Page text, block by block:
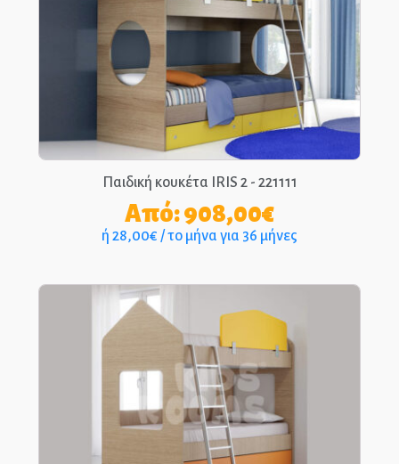
Παιδικά Γραφεία
ΣΤΡΩΜΑΤΑ
ΠΑΙΔΙΚΑ
ΚΡΕΒΑΤΙΑ
MONTESSORI
ΠΑΙΔΙΚΑ
ΝΤΥΜΕΝΑ ΚΑΙ
ΜΕΤΑΛΛΙΚΑ
ΑΡΧΙΚΉ
Παιδική κουκέτα IRIS 2 - 221111
Από:908,00€
ή 28,00€ / το μήνα για 36 μήνες